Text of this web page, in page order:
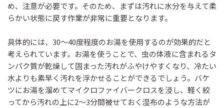
め、注意が必要です。そのため、まずは汚れに水分を与えて柔
らかい状態に戻す作業が非常に重要となります。
具体的には、30〜40度程度のお湯を使用するのが効果的だと
考えられています。お湯を使うことで、虫の体液に含まれるタ
ンパク質が乾燥して固まった汚れがふやけやすくなり、冷たい
水よりも素早く汚れを浮かせることができるでしょう。バケ
ツにお湯を溜めてマイクロファイバークロスを浸し、軽く絞
ってから汚れの上に2〜3分間被せておく湿布のような方法が